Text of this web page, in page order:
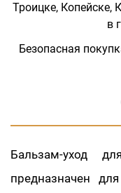
Троицке, Копейске,
в
Безопасная
Бальзам-уход
предназначен